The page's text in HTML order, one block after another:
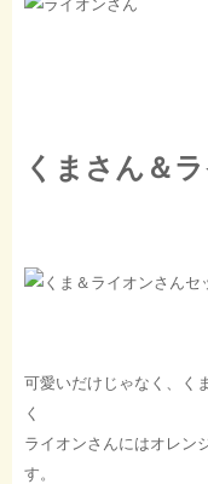
くまさん＆
可愛いだけじゃなく、く
く
ライオンさんにはオレン
す。